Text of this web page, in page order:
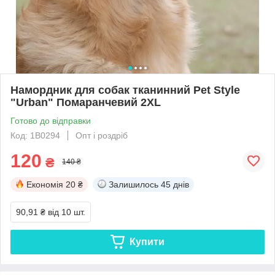
Намордник для собак тканинний Pet Style
"Urban" Помаранчевий 2XL
Готово до відправки
Код: 1B0294
Опт і роздріб
120 ₴ 140 ₴
Економія 20 ₴ Залишилось 45 днів
90,91 ₴ від 10 шт.
Купити